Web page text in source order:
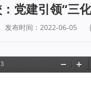
党建引领“三
发布时间：2022-06-05